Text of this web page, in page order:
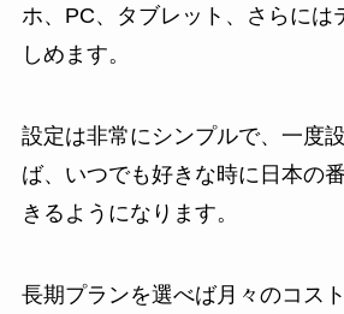
ホ、PC、タブレット、さらには
しめます。
設定は非常にシンプルで、一度
ば、いつでも好きな時に日本の
きるようになります。
長期プランを選べば月々のコス